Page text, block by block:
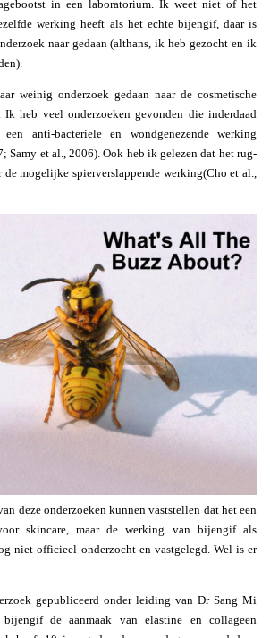
in een laboratorium. Ik weet niet of het
werking heeft als het echte bijengif, daar is
naar gedaan (althans, ik heb gezocht en ik
weinig onderzoek gedaan naar de cosmetische
heb veel onderzoeken gevonden die inderdaad
anti-bacteriele en wondgenezende werking
Samy et al., 2006). Ook heb ik gelezen dat het rug-
mogelijke spierverslappende werking(Cho et al.,
deze onderzoeken kunnen vaststellen dat het een
skincare, maar de werking van bijengif als
niet officieel onderzocht en vastgelegd. Wel is er
gepubliceerd onder leiding van Dr Sang Mi
de aanmaak van elastine en collageen